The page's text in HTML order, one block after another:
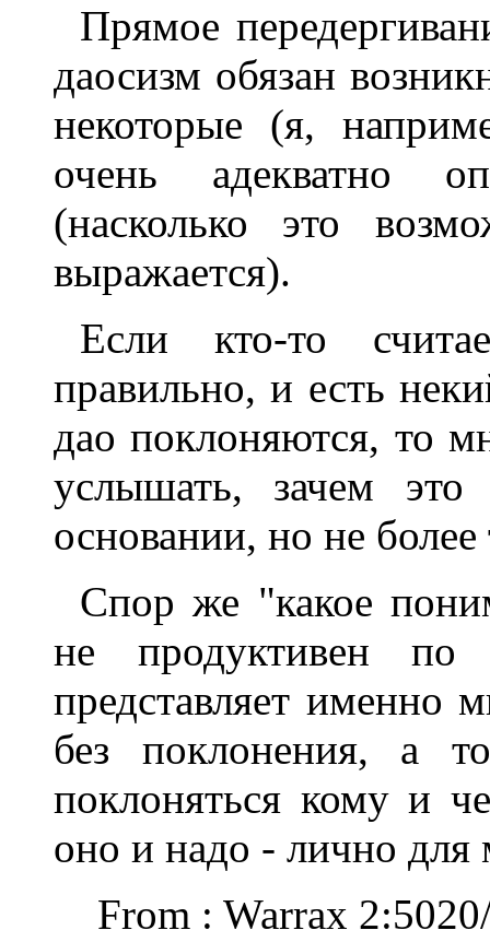
Прямое
даосизм обязан
некоторые (я,
очень адекватно
(насколько это
выражается).
Если кто-то
правильно, и есть
дао поклоняются, то
услышать, зачем
основании, но не более
Спор же "какое
не продуктивен по
представляет именно
без поклонения, а
поклоняться кому и
оно и надо - лично для
From : Warrax